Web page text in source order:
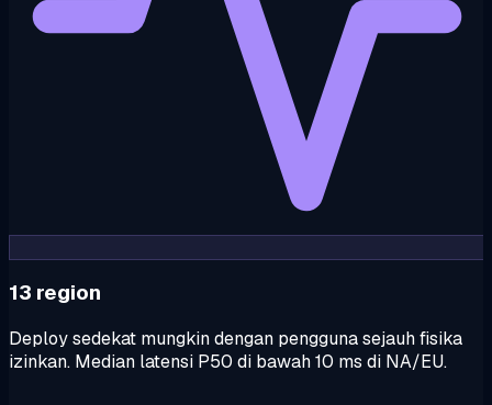
13 region
Deploy sedekat mungkin dengan pengguna sejauh fisika
izinkan. Median latensi P50 di bawah 10 ms di NA/EU.